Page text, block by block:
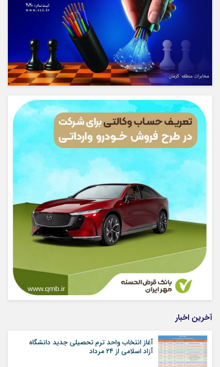
آخرین اخبار
آغاز انتخاب واحد ترم تحصیلی جدید دانشگاه
آزاد اسلامی از ۲۴ مرداد